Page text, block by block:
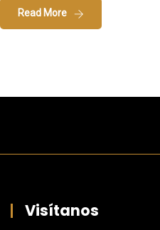
Read More
Visítanos